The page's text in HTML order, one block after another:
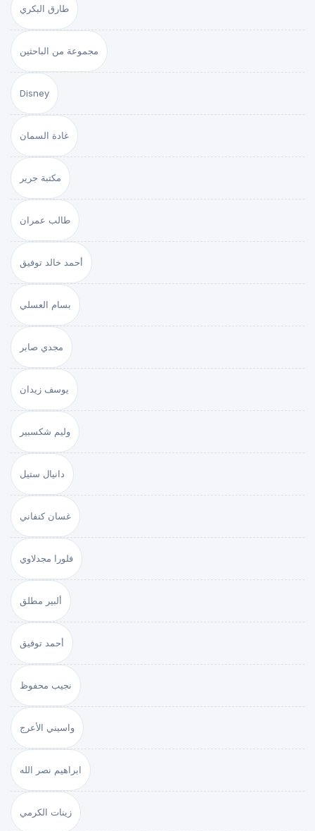
طارق البكري
مجموعة من الباحثين
Disney
غادة السمان
مكتبة جرير
طالب عمران
أحمد خالد توفيق
بسام العسلي
مجدي صابر
يوسف زيدان
وليم شكسبير
دانيال ستيل
غسان كنفاني
فلورا مجدلاوي
ألبير مطلق
أحمد توفيق
نجيب محفوظ
واسيني الأعرج
ابراهيم نصر الله
زينات الكرمي